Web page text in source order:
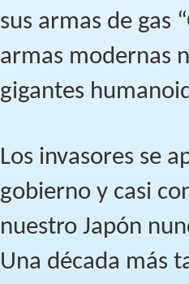
sus armas de gas
armas modernas
gigantes
Los invasores se
gobierno y casi
nuestro Japón
Una década más